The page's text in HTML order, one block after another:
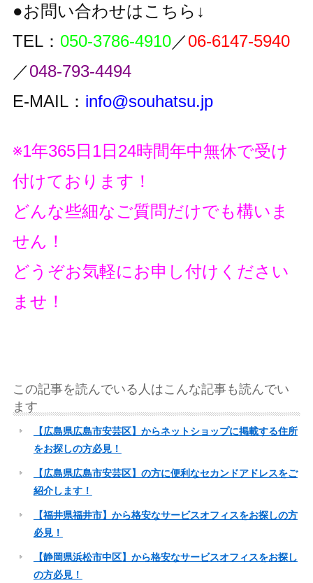
●お問い合わせはこちら↓
TEL： 050-3786-4910／06-6147-5940
／048-793-4494
E-MAIL： info@souhatsu.jp
※1年365日1日24時間年中無休で受け
付けております！
どんな些細なご質問だけでも構いま
せん！
どうぞお気軽にお申し付けください
ませ！
この記事を読んでいる人はこんな記事も読んでい
ます
【広島県広島市安芸区】からネットショップに掲載する住所
をお探しの方必見！
【広島県広島市安芸区】の方に便利なセカンドアドレスをご
紹介します！
【福井県福井市】から格安なサービスオフィスをお探しの方
必見！
【静岡県浜松市中区】から格安なサービスオフィスをお探し
の方必見！